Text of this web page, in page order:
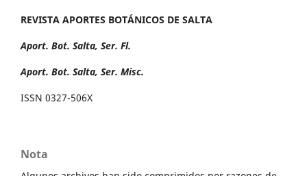
REVISTA APORTES BOTÁNICOS DE SALTA
Aport. Bot. Salta, Ser. Fl.
Aport. Bot. Salta, Ser. Misc.
ISSN 0327-506X
Nota